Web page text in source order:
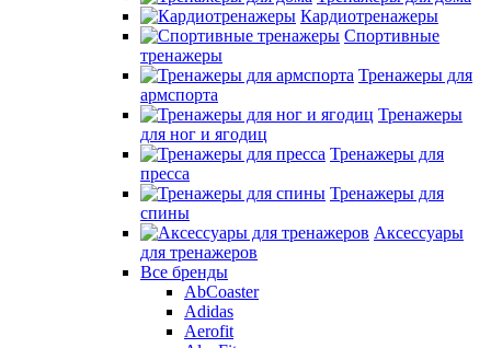
Кардиотренажеры
Спортивные
тренажеры
Тренажеры для
армспорта
Тренажеры
для ног и ягодиц
Тренажеры для
пресса
Тренажеры для
спины
Аксессуары
для тренажеров
Все бренды
AbCoaster
Adidas
Aerofit